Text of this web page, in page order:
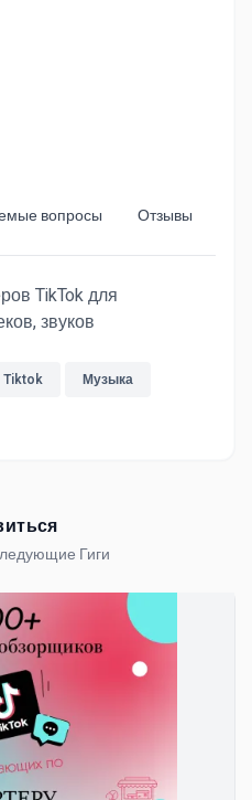
вопросы Отзывы
TikTok для
звуков
Tiktok Музыка
Гиги